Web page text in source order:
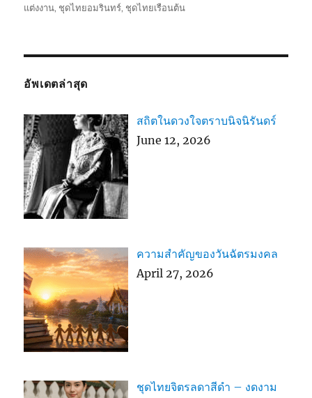
แต่งงาน, ชุดไทยอมรินทร์, ชุดไทยเรือนต้น
อัพเดตล่าสุด
สถิตในดวงใจตราบนิจนิรันดร์
June 12, 2026
ความสำคัญของวันฉัตรมงคล
April 27, 2026
ชุดไทยจิตรลดาสีดำ – งดงาม